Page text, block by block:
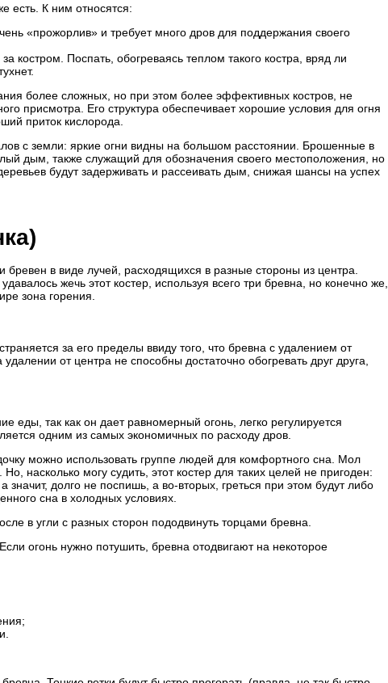
есть. К ним относятся:
«прожорлив» и требует много дров для поддержания своего
костром. Поспать, обогреваясь теплом такого костра, вряд ли
более сложных, но при этом более эффективных костров, не
присмотра. Его структура обеспечивает хорошие условия для огня
приток кислорода.
с земли: яркие огни видны на большом расстоянии. Брошенные в
дым, также служащий для обозначения своего местоположения, но
будут задерживать и рассеивать дым, снижая шансы на успех
бревен в виде лучей, расходящихся в разные стороны из центра.
жечь этот костер, используя всего три бревна, но конечно же,
зона горения.
за его пределы ввиду того, что бревна с удалением от
от центра не способны достаточно обогревать друг друга,
еды, так как он дает равномерный огонь, легко регулируется
одним из самых экономичных по расходу дров.
можно использовать группе людей для комфортного сна. Мол
насколько могу судить, этот костер для таких целей не пригоден:
значит, долго не поспишь, а во-вторых, греться при этом будут либо
сна в холодных условиях.
в угли с разных сторон пододвинуть торцами бревна.
огонь нужно потушить, бревна отодвигают на некоторое